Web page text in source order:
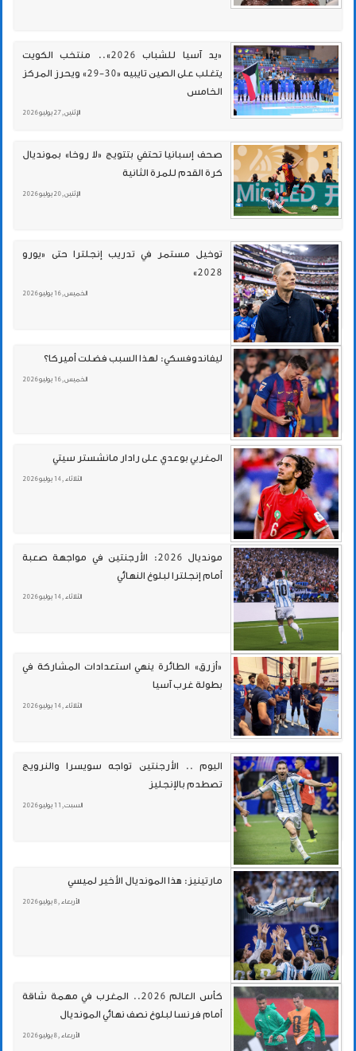
«يد آسيا للشباب 2026».. منتخب الكويت
يتغلب على الصين تايبيه «30-29» ويحرز المركز
الخامس
الإثنين , 27 يوليو 2026
صحف إسبانيا تحتفي بتتويج «لا روخا» بمونديال
كرة القدم للمرة الثانية
الإثنين , 20 يوليو 2026
توخيل مستمر في تدريب إنجلترا حتى «يورو
2028»
الخميس , 16 يوليو 2026
ليفاندوفسكي: لهذا السبب فضلت أميركا؟
الخميس , 16 يوليو 2026
المغربي بوعدي على رادار مانشستر سيتي
الثلاثاء , 14 يوليو 2026
مونديال 2026: الأرجنتين في مواجهة صعبة
أمام إنجلترا لبلوغ النهائي
الثلاثاء , 14 يوليو 2026
«أزرق» الطائرة ينهي استعدادات المشاركة في
بطولة غرب آسيا
الثلاثاء , 14 يوليو 2026
اليوم .. الأرجنتين تواجه سويسرا والنرويج
تصطدم بالإنجليز
السبت , 11 يوليو 2026
مارتينيز: هذا المونديال الأخير لميسي
الأربعاء , 8 يوليو 2026
كأس العالم 2026.. المغرب في مهمة شاقة
أمام فرنسا لبلوغ نصف نهائي المونديال
الأربعاء , 8 يوليو 2026